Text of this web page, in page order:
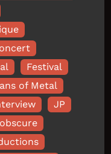
Festival
of Metal
JP